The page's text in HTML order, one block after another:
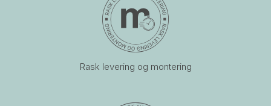
Rask levering og montering